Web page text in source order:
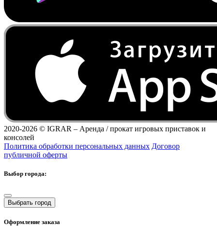
2020-2026 © IGRAR – Аренда / прокат игровых приставок и
консолей
Политика обработки персональных данных Договор
публичной оферты
Выбор города:
Выбрать город
Оформление заказа